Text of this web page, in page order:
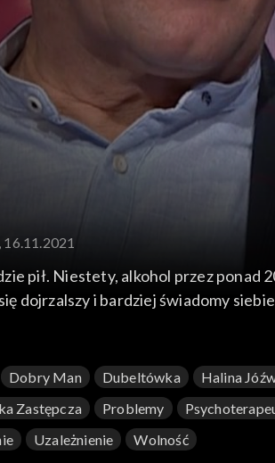
16.11.2021
pił. Niestety, alkohol przez ponad
dojrzalszy i bardziej świadomy
i wolności.
Dobry Man Dubeltówka Halina
Zastępcza Problemy
Uzależnienie Wolność